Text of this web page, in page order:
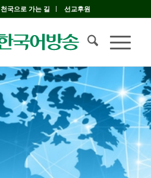
천국으로 가는 길 선교후원